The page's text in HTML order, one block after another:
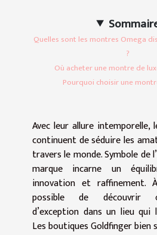
Quelles sont les montres Omega
?
Où acheter une montre de
Pourquoi choisir une
Avec leur allure intemporelle,
continuent de séduire les
travers le monde. Symbole de
marque incarne un
innovation et
possible de découvrir
d’exception dans un lieu qui
Les boutiques Goldfinger bien